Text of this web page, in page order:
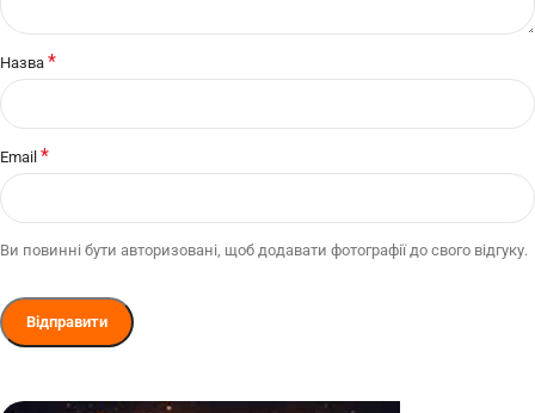
Назва *
Email *
Ви повинні бути авторизовані, щоб додавати фотографії до свого відгуку.